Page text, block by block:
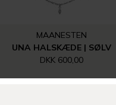
MAANESTEN
UNA HALSKÆDE | SØLV
DKK 600,00